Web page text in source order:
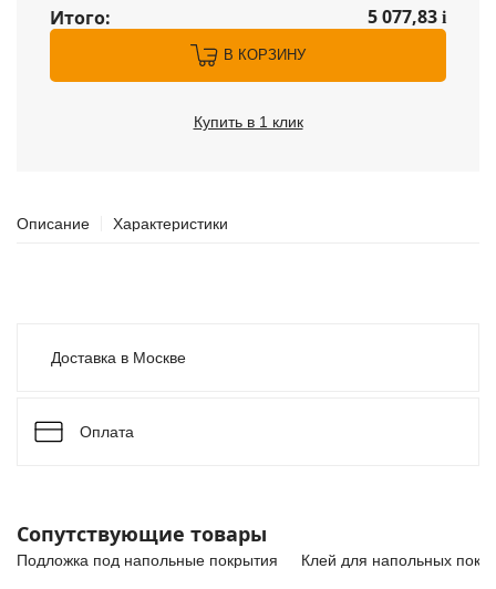
Итого: 5 077,83 i
В КОРЗИНУ
Купить в 1 клик
Описание Характеристики
Доставка в Москве
Оплата
Сопутствующие товары
Подложка под напольные покрытия Клей для напольных